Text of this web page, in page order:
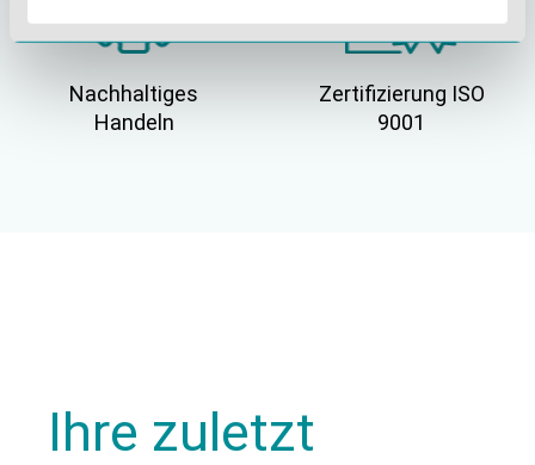
Nachhaltiges
Handeln
Zertifizierung ISO
9001
Ihre zuletzt